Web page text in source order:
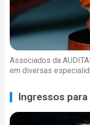
Associados da
em diversas
Ingressos para